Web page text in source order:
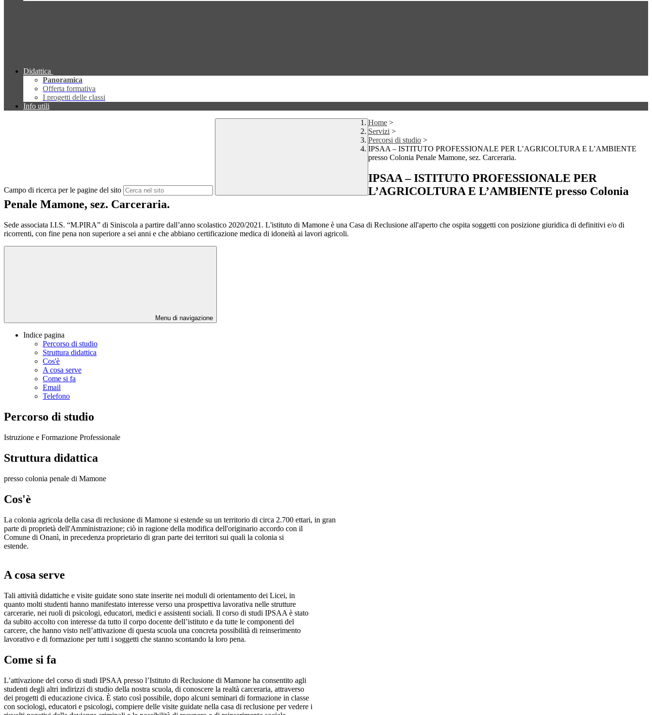
Didattica
Panoramica
Offerta formativa
I progetti delle classi
Info utili
Campo di ricerca per le pagine del sito
Home >
Servizi >
Percorsi di studio >
IPSAA – ISTITUTO PROFESSIONALE PER L’AGRICOLTURA E L’AMBIENTE
presso Colonia Penale Mamone, sez. Carceraria.
IPSAA – ISTITUTO PROFESSIONALE PER
L’AGRICOLTURA E L’AMBIENTE presso Colonia
Penale Mamone, sez. Carceraria.
Sede associata I.I.S. “M.PIRA” di Siniscola a partire dall’anno scolastico 2020/2021. L'istituto di Mamone è una Casa di Reclusione all'aperto che ospita soggetti con posizione giuridica di definitivi e/o di
ricorrenti, con fine pena non superiore a sei anni e che abbiano certificazione medica di idoneità ai lavori agricoli.
Menu di navigazione
Indice pagina
Percorso di studio
Struttura didattica
Cos'è
A cosa serve
Come si fa
Email
Telefono
Percorso di studio
Istruzione e Formazione Professionale
Struttura didattica
presso colonia penale di Mamone
Cos'è
La colonia agricola della casa di reclusione di Mamone si estende su un territorio di circa 2.700 ettari, in gran
parte di proprietà dell'Amministrazione; ciò in ragione della modifica dell'originario accordo con il
Comune di Onanì, in precedenza proprietario di gran parte dei territori sui quali la colonia si
estende.
A cosa serve
Tali attività didattiche e visite guidate sono state inserite nei moduli di orientamento dei Licei, in
quanto molti studenti hanno manifestato interesse verso una prospettiva lavorativa nelle strutture
carcerarie, nei ruoli di psicologi, educatori, medici e assistenti sociali. Il corso di studi IPSAA è stato
da subito accolto con interesse da tutto il corpo docente dell’istituto e da tutte le componenti del
carcere, che hanno visto nell’attivazione di questa scuola una concreta possibilità di reinserimento
lavorativo e di formazione per tutti i soggetti che stanno scontando la loro pena.
Come si fa
L’attivazione del corso di studi IPSAA presso l’Istituto di Reclusione di Mamone ha consentito agli
studenti degli altri indirizzi di studio della nostra scuola, di conoscere la realtà carceraria, attraverso
dei progetti di educazione civica. È stato così possibile, dopo alcuni seminari di formazione in classe
con sociologi, educatori e psicologi, compiere delle visite guidate nella casa di reclusione per vedere i